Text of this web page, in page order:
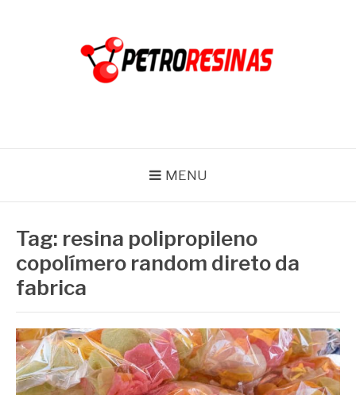
MENU
Tag: resina polipropileno
copolímero random direto da
fabrica